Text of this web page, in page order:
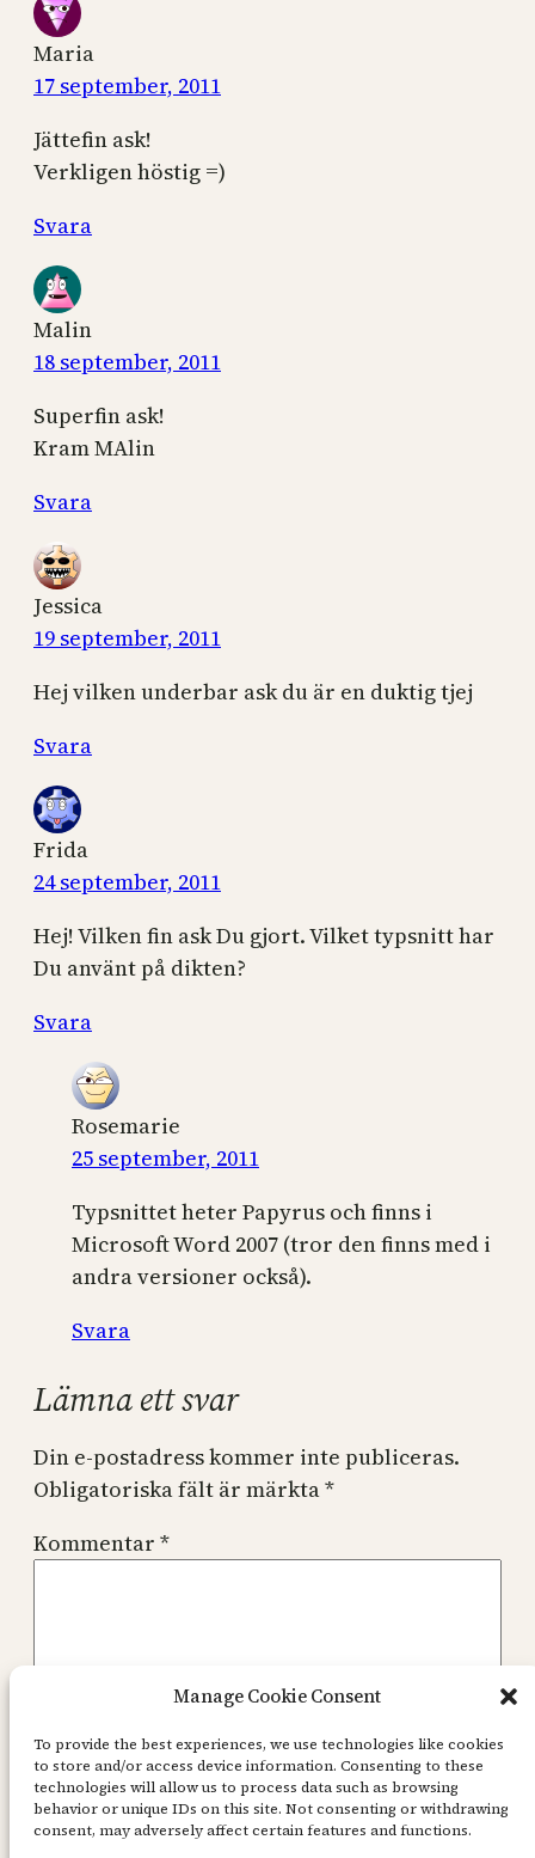
Manage Cookie Consent
To provide the best experiences, we use technologies like cookies
to store and/or access device information. Consenting to these
technologies will allow us to process data such as browsing
behavior or unique IDs on this site. Not consenting or withdrawing
consent, may adversely affect certain features and functions.
Maria
17 september, 2011
Jättefin ask!
Verkligen höstig =)
Svara
Malin
18 september, 2011
Superfin ask!
Kram MAlin
Svara
Jessica
19 september, 2011
Hej vilken underbar ask du är en duktig tjej
Svara
Frida
24 september, 2011
Hej! Vilken fin ask Du gjort. Vilket typsnitt har
Du använt på dikten?
Svara
Rosemarie
25 september, 2011
Typsnittet heter Papyrus och finns i
Microsoft Word 2007 (tror den finns med i
andra versioner också).
Svara
Lämna ett svar
Din e-postadress kommer inte publiceras.
Obligatoriska fält är märkta*
Kommentar *
Namn*
E-postadress*